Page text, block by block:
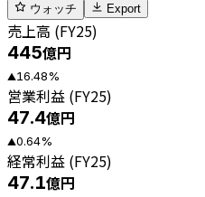
ウォッチ Export
売上高 (FY25)
445億円
▲16.48%
営業利益 (FY25)
47.4億円
▲0.64%
経常利益 (FY25)
47.1億円